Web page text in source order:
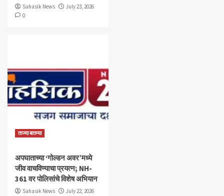
Sahasik News
July 23, 2026
0
ताज्या बातम्या
अपघाताच्या ‘गोल्डन अवर’मध्ये
जीव वाचविण्याचा प्रयत्न; NH-
361 वर पोलिसांचे विशेष अभियान
Sahasik News July 22, 2026